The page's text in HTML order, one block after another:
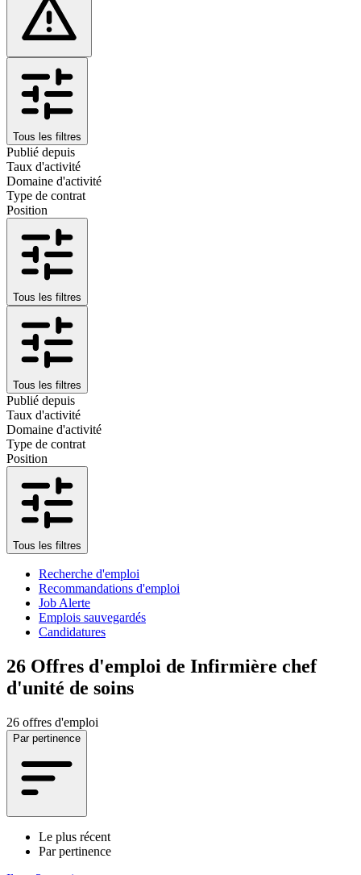
Tous les filtres
Publié depuis
Taux d'activité
Domaine d'activité
Type de contrat
Position
Tous les filtres
Tous les filtres
Publié depuis
Taux d'activité
Domaine d'activité
Type de contrat
Position
Tous les filtres
Recherche d'emploi
Recommandations d'emploi
Job Alerte
Emplois sauvegardés
Candidatures
26 Offres d'emploi de Infirmière chef
d'unité de soins
26 offres d'emploi
Par pertinence
Le plus récent
Par pertinence